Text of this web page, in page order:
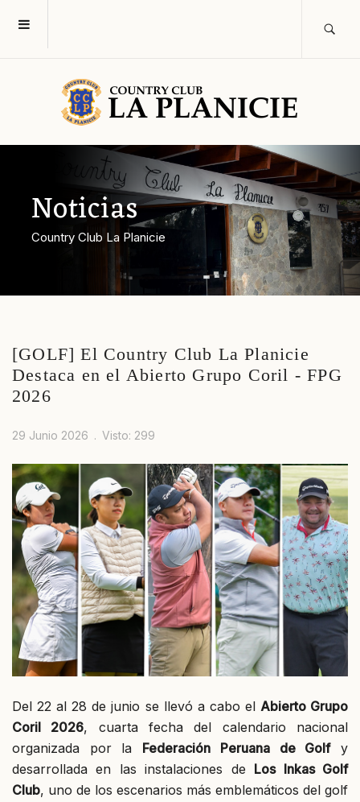
Noticias
Country Club La Planicie
[GOLF] El Country Club La Planicie
Destaca en el Abierto Grupo Coril - FPG
2026
29 Junio 2026 Visto: 299
Del 22 al 28 de junio se llevó a cabo el Abierto Grupo
Coril 2026, cuarta fecha del calendario nacional
organizada por la Federación Peruana de Golfy
desarrollada en las instalaciones de Los Inkas Golf
Club, uno de los escenarios más emblemáticos del golf